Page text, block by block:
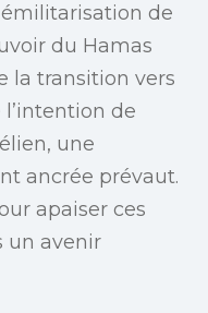
de
du Hamas
la transition vers
de
une
ancrée prévaut.
apaiser ces
un avenir